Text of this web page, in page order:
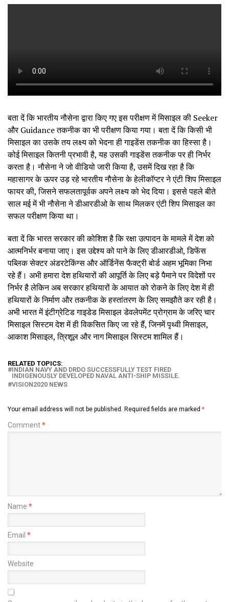
बता दें कि भारतीय नौसेना द्वारा किए गए इस परीक्षण में मिसाइल की Seeker
और Guidance तकनीक का भी परीक्षण किया गया। बता दें कि किसी भी
मिसाइल का उसके तय लक्ष्य को भेदना ही गाइडेंस तकनीक का हिस्सा है।
कोई मिसाइल कितनी प्रभावी है, यह उसकी गाइडेंस तकनीक पर ही निर्भर
करता है। नौसेना ने जो वीडियो जारी किया है, उसमें दिख रहा है कि
महासागर के ऊपर उड़ रहे भारतीय नौसेना के हेलीकॉप्टर ने एंटी शिप मिसाइल
फायर की, जिसने सफलतापूर्वक अपने लक्ष्य को भेद दिया। इससे पहले बीते
साल मई में भी नौसेना ने डीआरडीओ के साथ मिलकर एंटी शिप मिसाइल का
सफल परीक्षण किया था।
बता दें कि भारत सरकार की कोशिश है कि रक्षा उत्पादन के मामले में देश को
आत्मनिर्भर बनाया जाए। इस उद्देश्य को पाने के लिए डीआरडीओ, डिफेंस
पब्लिक सेक्टर अंडरटेकिंग्स और ऑर्डिनेंस फैक्ट्री बोर्ड अहम भूमिका निभा
रहे हैं। अभी हमारा देश हथियारों की आपूर्ति के लिए बड़े पैमाने पर विदेशों पर
निर्भर है लेकिन अब सरकार हथियारों के आयात को रोकने के लिए देश में ही
हथियारों के निर्माण और तकनीक के हस्तांतरण के लिए समझौते कर रही है।
अभी भारत में इंटीग्रेटिड गाइडेड मिसाइल डेवलेपमेंट प्रोग्राम के जरिए चार
मिसाइल सिस्टम देश में ही विकसित किए जा रहे हैं, जिनमें पृथ्वी मिसाइल,
आकाश मिसाइल, त्रिशूल और नाग मिसाइल सिस्टम शामिल हैं।
RELATED TOPICS:
INDIAN NAVY AND DRDO SUCCESSFULLY TEST FIRED
INDIGENOUSLY DEVELOPED NAVAL ANTI-SHIP MISSILE.
VISION2020 NEWS
Your email address will not be published. Required fields are marked *
Comment*
Name *
Email *
Website